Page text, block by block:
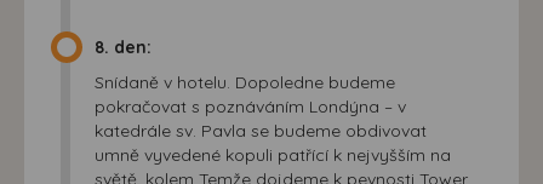
8. den:
Snídaně v hotelu. Dopoledne budeme
pokračovat s poznáváním Londýna – v
katedrále sv. Pavla se budeme obdivovat
umně vyvedené kopuli patřící k nejvyšším na
světě, kolem Temže dojdeme k pevnosti Tower